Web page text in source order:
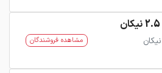
مشاهده فروشندگان